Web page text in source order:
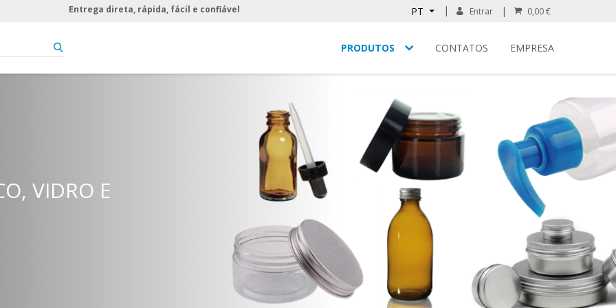
Entrega direta, rápida, fácil e confiável PT Entrar 0,00 €
PRODUTOS CONTATOS EMPRESA
FÉRIAS.
VIDRO E